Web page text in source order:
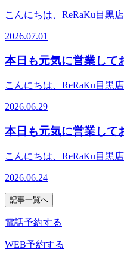
上がります。ぜひ一度お試
も皆様のご来店を笑顔でお
予約状況は都度変わります
同心よりお待ちしておりま
りがとうございます。
駅近＃JR山手線＃都営三田
こんにちは、ReRaKu目黒
すんだ色になってきました
なので、写真に撮って楽し
を日常の中に取り入れると
ReRaKu目黒店は本日も皆
ります！７月１日（水）空
さい。スタッフ一同心より
読みいただいてありがとう
30～21：00（最終受付20：
線＃東京メトロ南北線＃も
2026.07.01
本日も元気に営業して
こんにちは、ReRaKu目黒
り、頭が重く感じられたり
呂に入ったり、温かい物を
リラックスして過ごせたら
日も皆様のご来店を笑顔で
日（月）空き状況１5時０
ご予約状況は都度変わりま
一同心よりお待ちしており
ありがとうございます。
終受付20：20）TEL．．．
南北線＃もみほぐし＃リラ
2026.06.29
本日も元気に営業して
こんにちは、ReRaKu目黒
気になりますが、体調お変
ンによる冷えを感じている
にも、リラックスして体調
ReRaKu目黒店は皆様のご
ただけます。※ご予約状況
2026.06.24
記事一覧へ
電話予約する
WEB予約する